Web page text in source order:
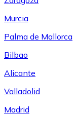
Murcia
Palma de Mallorca
Bilbao
Alicante
Valladolid
Madrid